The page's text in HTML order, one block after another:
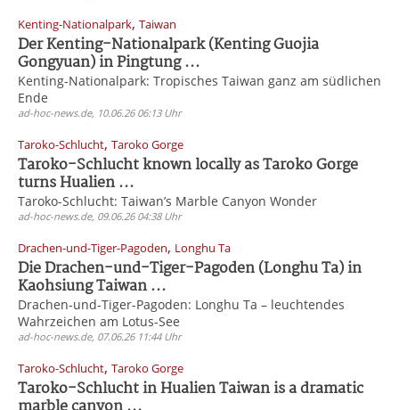
Kenting-Nationalpark, Taiwan
Der Kenting-Nationalpark (Kenting Guojia
Gongyuan) in Pingtung ...
Kenting-Nationalpark: Tropisches Taiwan ganz am südlichen
Ende
ad-hoc-news.de, 10.06.26 06:13 Uhr
Taroko-Schlucht, Taroko Gorge
Taroko-Schlucht known locally as Taroko Gorge
turns Hualien ...
Taroko-Schlucht: Taiwan’s Marble Canyon Wonder
ad-hoc-news.de, 09.06.26 04:38 Uhr
Drachen-und-Tiger-Pagoden, Longhu Ta
Die Drachen-und-Tiger-Pagoden (Longhu Ta) in
Kaohsiung Taiwan ...
Drachen-und-Tiger-Pagoden: Longhu Ta – leuchtendes
Wahrzeichen am Lotus-See
ad-hoc-news.de, 07.06.26 11:44 Uhr
Taroko-Schlucht, Taroko Gorge
Taroko-Schlucht in Hualien Taiwan is a dramatic